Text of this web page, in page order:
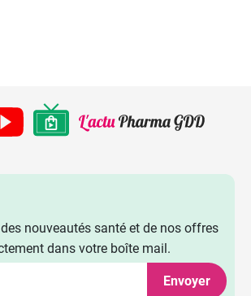
nouveautés santé et de nos offres
dans votre boîte mail.
Envoyer